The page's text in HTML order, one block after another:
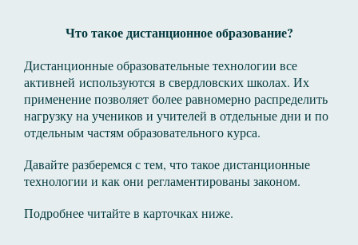
Что такое дистанционное образование?
Дистанционные образовательные технологии все
активней используются в свердловских школах. Их
применение позволяет более равномерно распределить
нагрузку на учеников и учителей в отдельные дни и по
отдельным частям образовательного курса.
Давайте разберемся с тем, что такое дистанционные
технологии и как они регламентированы законом.
Подробнее читайте в карточках ниже.